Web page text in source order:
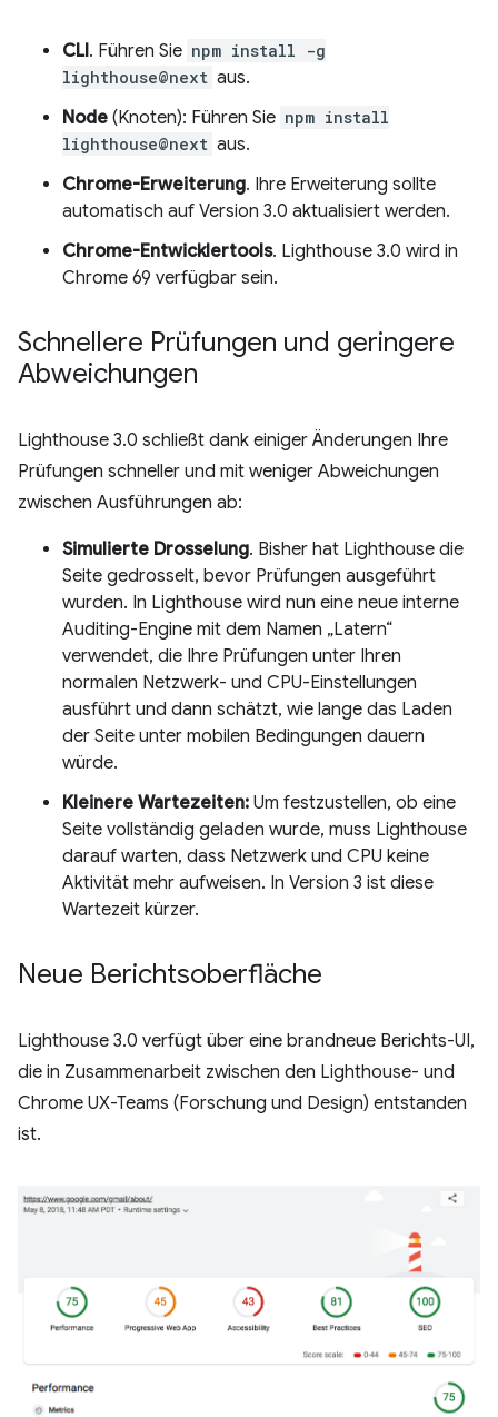
CLI. Führen Sie npm install -g
lighthouse@next aus.
Node (Knoten): Führen Sie npm install
lighthouse@next aus.
Chrome-Erweiterung. Ihre Erweiterung sollte
automatisch auf Version 3.0 aktualisiert werden.
Chrome-Entwicklertools. Lighthouse 3.0 wird in
Chrome 69 verfügbar sein.
Schnellere Prüfungen und geringere
Abweichungen
Lighthouse 3.0 schließt dank einiger Änderungen Ihre
Prüfungen schneller und mit weniger Abweichungen
zwischen Ausführungen ab:
Simulierte Drosselung. Bisher hat Lighthouse die
Seite gedrosselt, bevor Prüfungen ausgeführt
wurden. In Lighthouse wird nun eine neue interne
Auditing-Engine mit dem Namen „Latern“
verwendet, die Ihre Prüfungen unter Ihren
normalen Netzwerk- und CPU-Einstellungen
ausführt und dann schätzt, wie lange das Laden
der Seite unter mobilen Bedingungen dauern
würde.
Kleinere Wartezeiten: Um festzustellen, ob eine
Seite vollständig geladen wurde, muss Lighthouse
darauf warten, dass Netzwerk und CPU keine
Aktivität mehr aufweisen. In Version 3 ist diese
Wartezeit kürzer.
Neue Berichtsoberfläche
Lighthouse 3.0 verfügt über eine brandneue Berichts-UI,
die in Zusammenarbeit zwischen den Lighthouse- und
Chrome UX-Teams (Forschung und Design) entstanden
ist.